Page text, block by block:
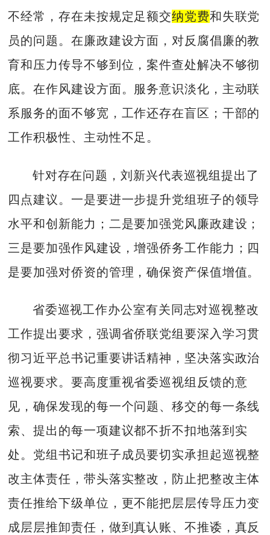
不经常，存在未按规定足额交纳党费和失联党
员的问题。在廉政建设方面，对反腐倡廉的教
育和压力传导不够到位，案件查处解决不够彻
底。在作风建设方面。服务意识淡化，主动联
系服务的面不够宽，工作还存在盲区；干部的
工作积极性、主动性不足。
针对存在问题，刘新兴代表巡视组提出了
四点建议。一是要进一步提升党组班子的领导
水平和创新能力；二是要加强党风廉政建设；
三是要加强作风建设，增强侨务工作能力；四
是要加强对侨资的管理，确保资产保值增值。
省委巡视工作办公室有关同志对巡视整改
工作提出要求，强调省侨联党组要深入学习贯
彻习近平总书记重要讲话精神，坚决落实政治
巡视要求。要高度重视省委巡视组反馈的意
见，确保发现的每一个问题、移交的每一条线
索、提出的每一项建议都不折不扣地落到实
处。党组书记和班子成员要切实承担起巡视整
改主体责任，带头落实整改，防止把整改主体
责任推给下级单位，更不能把层层传导压力变
成层层推卸责任，做到真认账、不推诿，真反